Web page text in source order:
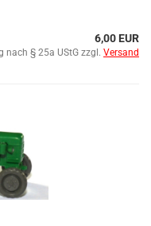
6,00 EUR
nach § 25a UStG zzgl. Versand